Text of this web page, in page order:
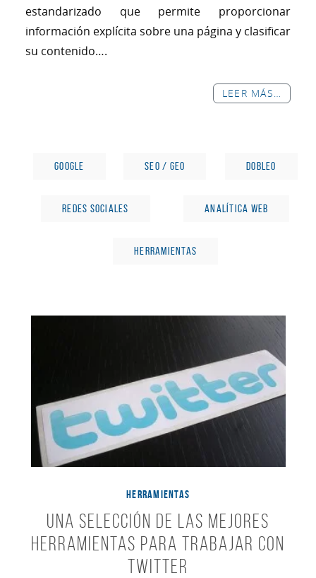
estandarizado que permite proporcionar
información explícita sobre una página y clasificar
su contenido….
LEER MÁS…
GOOGLE SEO / GEO DOBLEO
REDES SOCIALES ANALÍTICA WEB
HERRAMIENTAS
HERRAMIENTAS
Una Selección de las Mejores
Herramientas para Trabajar con
Twitter